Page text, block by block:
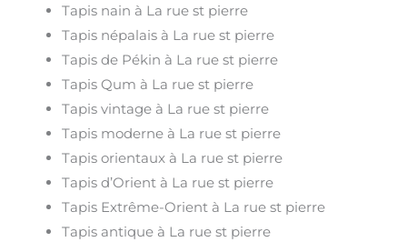
Tapis nain à La rue st pierre
Tapis népalais à La rue st pierre
Tapis de Pékin à La rue st pierre
Tapis Qum à La rue st pierre
Tapis vintage à La rue st pierre
Tapis moderne à La rue st pierre
Tapis orientaux à La rue st pierre
Tapis d’Orient à La rue st pierre
Tapis Extrême-Orient à La rue st pierre
Tapis antique à La rue st pierre